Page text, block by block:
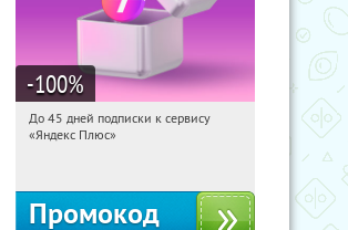
-100%
19:19:04 Получили:
До 45 дней подписки к сервису
«Яндекс Плюс»
Промокод